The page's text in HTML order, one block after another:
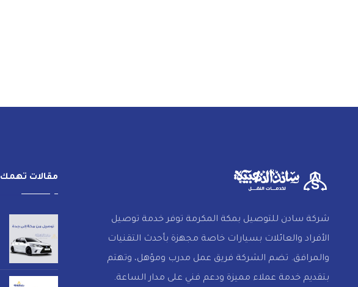
شركة سادن للتوصيل بمكة المكرمة توفر خدمة توصيل
الأفراد والعائلات بسيارات خاصة مجهزة بأحدث التقنيات
والمرافق. تضم الشركة فريق عمل مدرب ومؤهل، وتهتم
بتقديم خدمة عملاء مميزة ودعم فني على مدار الساعة.
مقالات تهمك